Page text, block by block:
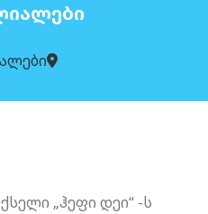
„ჰეფი დეი“ -ს